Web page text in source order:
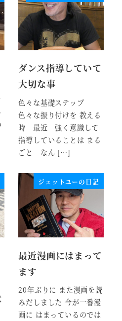
ダンス指導していて
大切な事
色々な基礎ステップ
色々な振り付けを 教える
時 最近 強く意識して
指導していることは まる
ごと なん […]
ジェットユーの日記
最近漫画にはまって
ます
20年ぶりに また漫画を読
みだしました 今が一番漫
画に はまっているのでは